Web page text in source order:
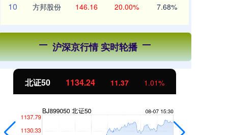
10 方邦股份 146.16 20.00% 7.68%
沪深京行情 实时轮播
北证50 1134.24 11.37 1.01%